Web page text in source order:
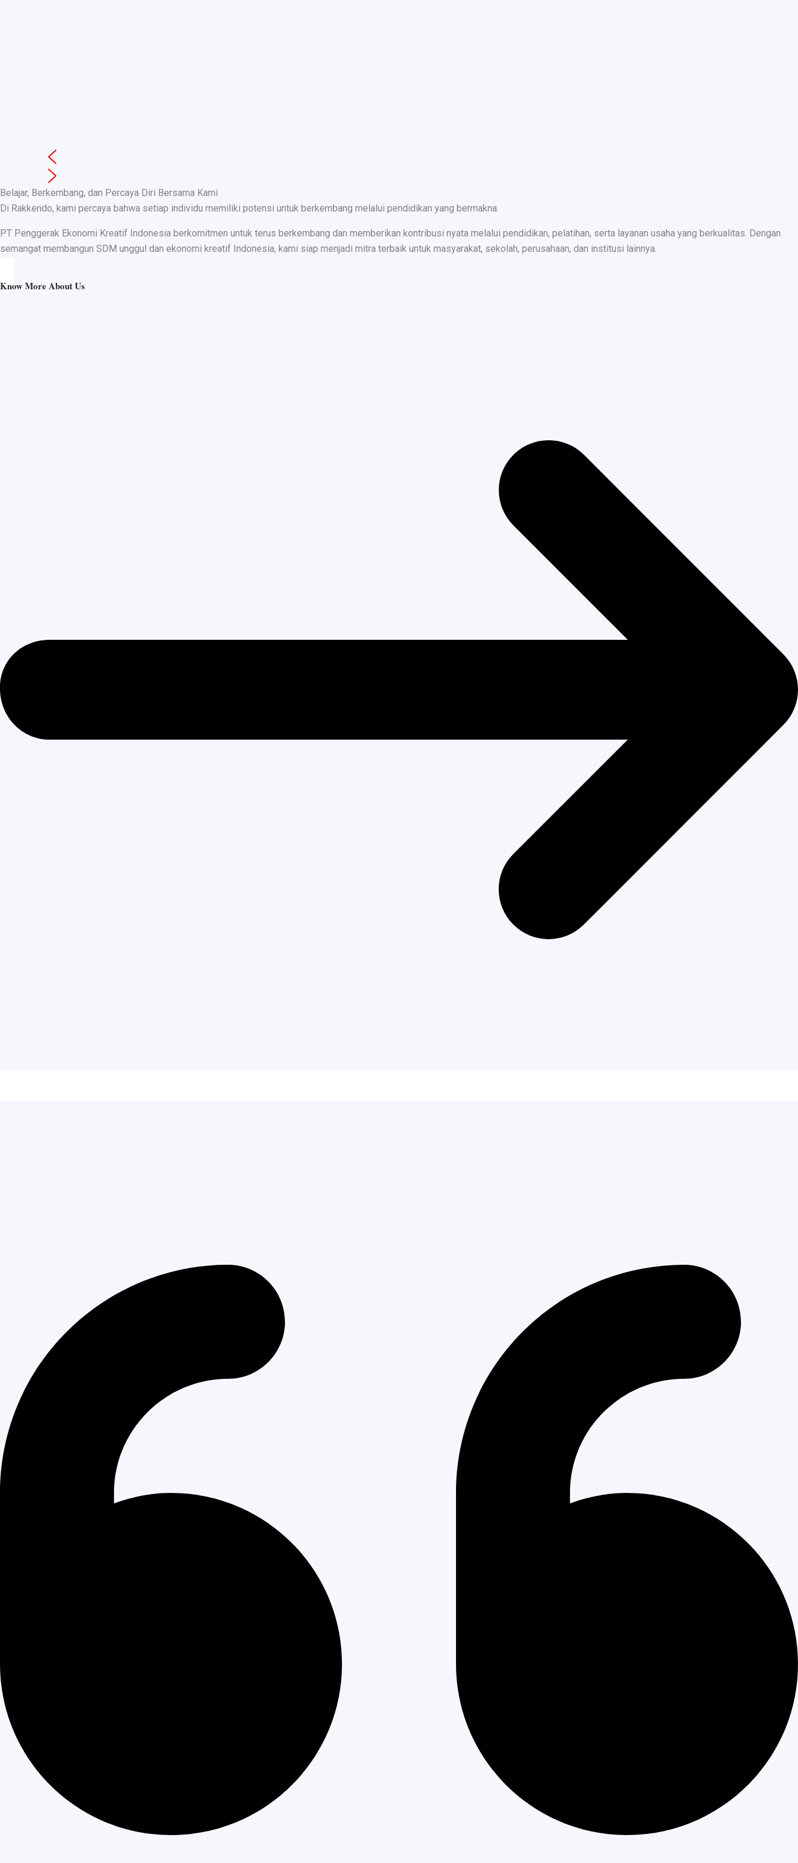
Belajar, Berkembang, dan Percaya Diri Bersama Kami
Di Rakkendo, kami percaya bahwa setiap individu memiliki potensi untuk berkembang melalui pendidikan yang bermakna.
PT Penggerak Ekonomi Kreatif Indonesia berkomitmen untuk terus berkembang dan memberikan kontribusi nyata melalui pendidikan, pelatihan, serta layanan usaha yang berkualitas. Dengan
semangat membangun SDM unggul dan ekonomi kreatif Indonesia, kami siap menjadi mitra terbaik untuk masyarakat, sekolah, perusahaan, dan institusi lainnya.
Know More About Us